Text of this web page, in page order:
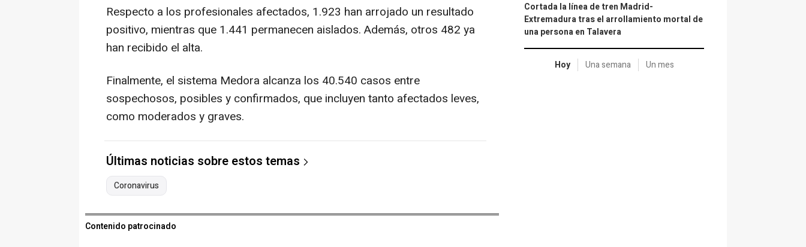
Respecto a los profesionales afectados, 1.923 han arrojado un resultado
positivo, mientras que 1.441 permanecen aislados. Además, otros 482 ya
han recibido el alta.
Finalmente, el sistema Medora alcanza los 40.540 casos entre
sospechosos, posibles y confirmados, que incluyen tanto afectados leves,
como moderados y graves.
Últimas noticias sobre estos temas
Coronavirus
Contenido patrocinado
Cortada la línea de tren Madrid-
Extremadura tras el arrollamiento mortal de
una persona en Talavera
Hoy Una semana Un mes